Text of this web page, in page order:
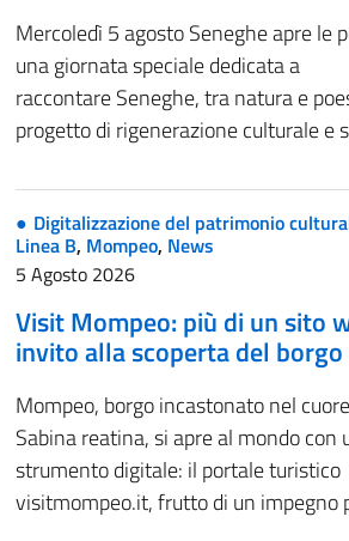
Mercoledì 5 agosto Seneghe apre le
una giornata speciale dedicata a
raccontare Seneghe, tra natura e
progetto di rigenerazione culturale e
Digitalizzazione del patrimonio
Linea B, Mompeo, News
5 Agosto 2026
Visit Mompeo: più di un sito
invito alla scoperta del borgo
Mompeo, borgo incastonato nel
Sabina reatina, si apre al mondo con
strumento digitale: il portale turistico
visitmompeo.it, frutto di un impegno